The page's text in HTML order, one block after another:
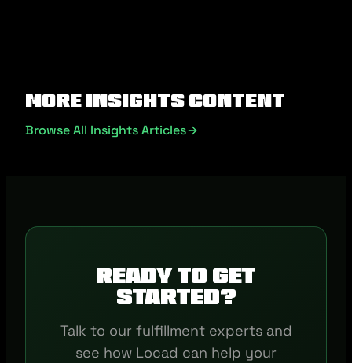
More Insights Content
Browse All Insights Articles
Ready to get
started?
Talk to our fulfillment experts and
see how Locad can help your